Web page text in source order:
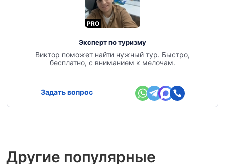
PRO
Эксперт по туризму
Виктор поможет найти нужный тур. Быстро,
бесплатно, с вниманием к мелочам.
Задать вопрос
Другие популярные